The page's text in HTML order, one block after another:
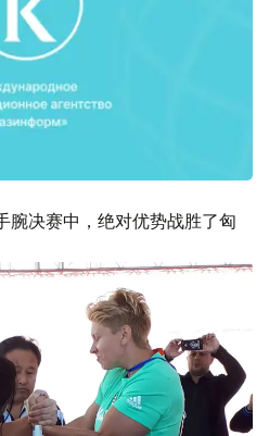
腕决赛中，绝对优势战胜了匈